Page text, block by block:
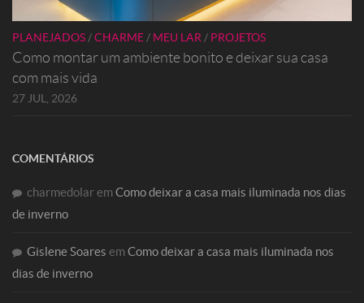
PLANEJADOS/CHARME/ MEU LAR/ PROJETOS
Como montar um ambiente bonito e deixar sua casa
com mais vida
27 JUL, 2026
COMENTÁRIOS
charmedolaremComo deixar a casa mais iluminada nos dias
de inverno
Gislene Soares emComo deixar a casa mais iluminada nos
dias de inverno